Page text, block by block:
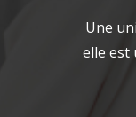
Une
elle est